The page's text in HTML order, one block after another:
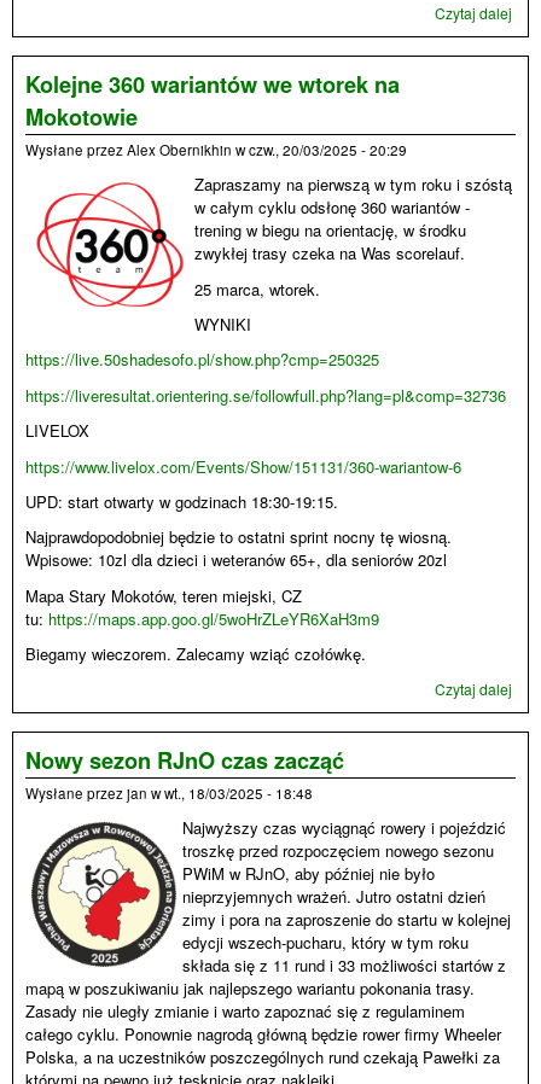
Czytaj dalej
na
Kolejne 360 wariantów we wtorek na
Mokotowie
Wysłane przezAlex Obernikhin wczw., 20/03/2025 - 20:29
Zapraszamy na pierwszą w tym roku i szóstą
w całym cyklu odsłonę 360 wariantów -
trening w biegu na orientację, w środku
zwykłej trasy czeka na Was scorelauf.
25 marca, wtorek.
WYNIKI
https://live.50shadesofo.pl/show.php?cmp=250325
https://liveresultat.orientering.se/followfull.php?lang=pl&comp=32736
LIVELOX
https://www.livelox.com/Events/Show/151131/360-wariantow-6
UPD: start otwarty w godzinach 18:30-19:15.
Najprawdopodobniej będzie to ostatni sprint nocny tę wiosną.
Wpisowe: 10zl dla dzieci i weteranów 65+, dla seniorów 20zl
Mapa Stary Mokotów, teren miejski, CZ
tu: https://maps.app.goo.gl/5woHrZLeYR6XaH3m9
Biegamy wieczorem. Zalecamy wziąć czołówkę.
Czytaj dalej
360
we
Nowy sezon RJnO czas zacząć
Wysłane przezjan wwt., 18/03/2025 - 18:48
Najwyższy czas wyciągnąć rowery i pojeździć
troszkę przed rozpoczęciem nowego sezonu
PWiM w RJnO, aby później nie było
nieprzyjemnych wrażeń. Jutro ostatni dzień
zimy i pora na zaproszenie do startu w kolejnej
edycji wszech-pucharu, który w tym roku
składa się z 11 rund i 33 możliwości startów z
mapą w poszukiwaniu jak najlepszego wariantu pokonania trasy.
Zasady nie uległy zmianie i warto zapoznać się z regulaminem
całego cyklu. Ponownie nagrodą główną będzie rower firmy Wheeler
Polska, a na uczestników poszczególnych rund czekają Pawełki za